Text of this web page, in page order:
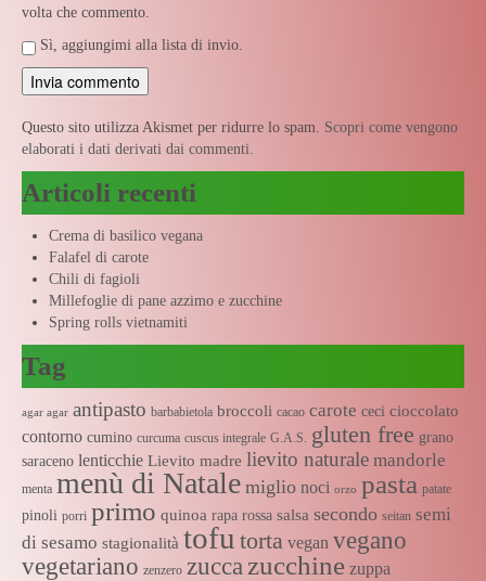
volta che commento.
Sì, aggiungimi alla lista di invio.
Questo sito utilizza Akismet per ridurre lo spam. Scopri come vengono
elaborati i dati derivati dai commenti
Articoli recenti
Crema di basilico vegana
Falafel di carote
Chili di fagioli
Millefoglie di pane azzimo e zucchine
Spring rolls vietnamiti
Tag
agar agar antipasto barbabietola broccoli cacao carote ceci cioccolato
contorno cumino curcuma cuscus integrale G.A.S. gluten free grano
saraceno lenticchie Lievito madre lievito naturale mandorle
menta menù di Natale miglio noci orzo pasta patate
pinoli porri primo quinoa rapa rossa salsa secondo seitan semi
di sesamo stagionalità tofu torta vegan vegano
vegetariano zenzero zucca zucchine zuppa